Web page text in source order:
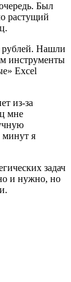
Был
растущий
рублей. Нашли
инструменты
Excel
из-за
мне
минут я
задач
и нужно, но